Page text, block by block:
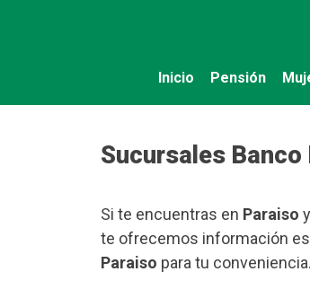
Inicio Pensión
Sucursales
Si te encuentras en Paraiso
te ofrecemos información
Paraiso para tu conveniencia.